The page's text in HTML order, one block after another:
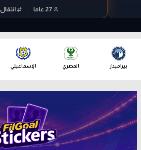
بيراميدز المصري الإسماعيلي